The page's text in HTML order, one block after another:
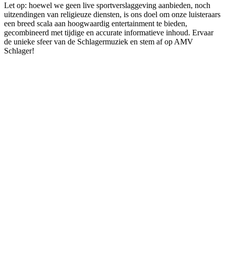
Let op: hoewel we geen live sportverslaggeving aanbieden, noch
uitzendingen van religieuze diensten, is ons doel om onze luisteraars
een breed scala aan hoogwaardig entertainment te bieden,
gecombineerd met tijdige en accurate informatieve inhoud. Ervaar
de unieke sfeer van de Schlagermuziek en stem af op AMV
Schlager!